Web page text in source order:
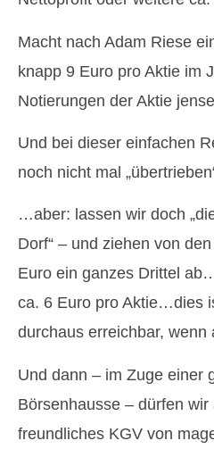
Macht nach Adam Riese
knapp 9 Euro pro Aktie im
Notierungen der Aktie
Und bei dieser einfachen
noch nicht mal
…aber: lassen wir doch
Dorf“ – und ziehen von
Euro ein ganzes Drittel
ca. 6 Euro pro Aktie…dies
durchaus erreichbar, wenn
Und dann – im Zuge einer
Börsenhausse – dürfen wir
freundliches KGV von